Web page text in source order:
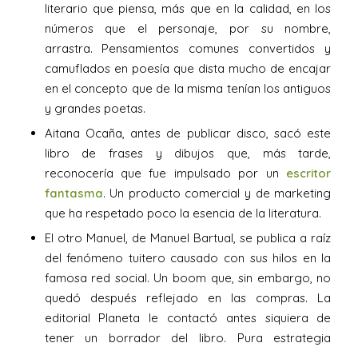
literario que piensa, más que en la calidad, en los
números que el personaje, por su nombre,
arrastra. Pensamientos comunes convertidos y
camuflados en poesía que dista mucho de encajar
en el concepto que de la misma tenían los antiguos
y grandes poetas.
Aitana Ocaña, antes de publicar disco, sacó este
libro de frases y dibujos que, más tarde,
reconocería que fue impulsado por un escritor
fantasma. Un producto comercial y de marketing
que ha respetado poco la esencia de la literatura.
El otro Manuel, de Manuel Bartual, se publica a raíz
del fenómeno tuitero causado con sus hilos en la
famosa red social. Un boom que, sin embargo, no
quedó después reflejado en las compras. La
editorial Planeta le contactó antes siquiera de
tener un borrador del libro. Pura estrategia